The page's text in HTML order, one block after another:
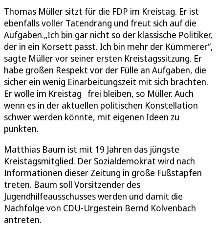
Thomas Müller sitzt für die FDP im Kreistag. Er ist
ebenfalls voller Tatendrang und freut sich auf die
Aufgaben.„Ich bin gar nicht so der klassische Politiker,
der in ein Korsett passt. Ich bin mehr der Kümmerer“,
sagte Müller vor seiner ersten Kreistagssitzung. Er
habe großen Respekt vor der Fülle an Aufgaben, die
sicher ein wenig Einarbeitungszeit mit sich brächten.
Er wolle im Kreistag frei bleiben, so Müller. Auch
wenn es in der aktuellen politischen Konstellation
schwer werden könnte, mit eigenen Ideen zu
punkten.
Matthias Baum ist mit 19 Jahren das jüngste
Kreistagsmitglied. Der Sozialdemokrat wird nach
Informationen dieser Zeitung in große Fußstapfen
treten. Baum soll Vorsitzender des
Jugendhilfeausschusses werden und damit die
Nachfolge von CDU-Urgestein Bernd Kolvenbach
antreten.